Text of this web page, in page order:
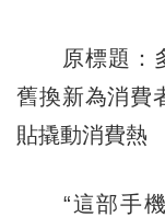
原標題：多
舊換新為消費
貼撬動消費熱
“這部手機